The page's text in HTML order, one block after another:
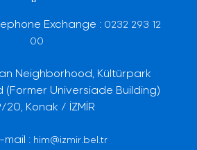
Exchange : 0232 293 12
00
Neighborhood, Kültürpark
Universiade Building)
20, Konak / İZMİR
mail : him@izmir.bel.tr